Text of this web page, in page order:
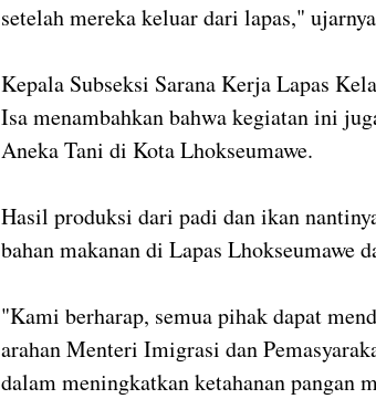
setelah mereka keluar dari lapas,"
Kepala Subseksi Sarana Kerja Lapas
Isa menambahkan bahwa kegiatan ini
Aneka Tani di Kota Lhokseumawe.
Hasil produksi dari padi dan ikan
bahan makanan di Lapas Lhokseumawe
"Kami berharap, semua pihak dapat
arahan Menteri Imigrasi dan
dalam meningkatkan ketahanan pangan